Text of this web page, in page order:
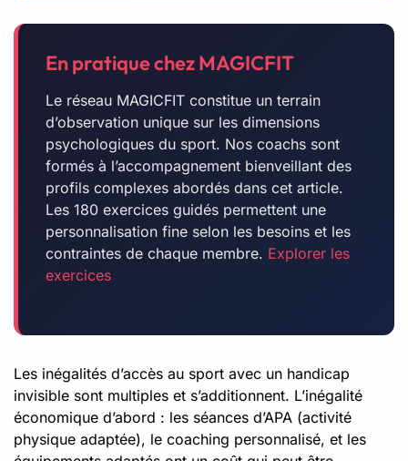
En pratique chez MAGICFIT
Le réseau MAGICFIT constitue un terrain
d’observation unique sur les dimensions
psychologiques du sport. Nos coachs sont
formés à l’accompagnement bienveillant des
profils complexes abordés dans cet article.
Les 180 exercices guidés permettent une
personnalisation fine selon les besoins et les
contraintes de chaque membre. Explorer les
exercices
Les inégalités d’accès au sport avec un handicap
invisible sont multiples et s’additionnent. L’inégalité
économique d’abord : les séances d’APA (activité
physique adaptée), le coaching personnalisé, et les